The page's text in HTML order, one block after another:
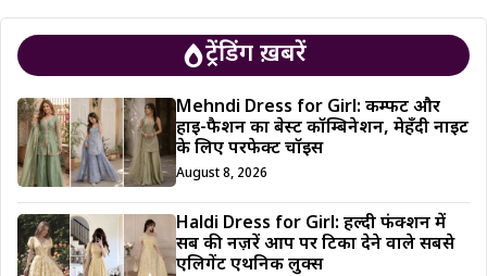
ट्रेंडिंग ख़बरें
Mehndi Dress for Girl: कम्फर्ट और
हाई-फैशन का बेस्ट कॉम्बिनेशन, मेहँदी नाइट
के लिए परफेक्ट चॉइस
August 8, 2026
Haldi Dress for Girl: हल्दी फंक्शन में
सब की नज़रें आप पर टिका देने वाले सबसे
एलिगेंट एथनिक लुक्स